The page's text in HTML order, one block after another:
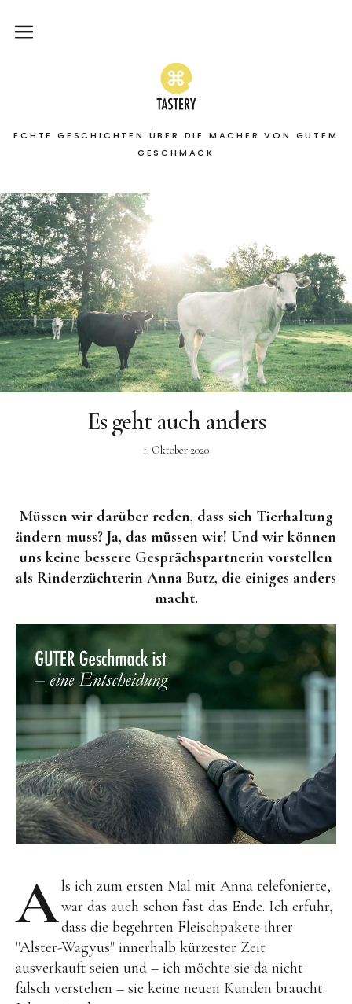
ECHTE GESCHICHTEN ÜBER DIE MACHER VON GUTEM
GESCHMACK
Home
Stories
On the road
Featured
About
Services | Leistungen
Es geht auch anders
1. Oktober 2020
Müssen wir darüber reden, dass sich Tierhaltung
ändern muss? Ja, das müssen wir! Und wir können
uns keine bessere Gesprächspartnerin vorstellen
als Rinderzüchterin Anna Butz, die einiges anders
macht.
Als ich zum ersten Mal mit Anna telefonierte,
war das auch schon fast das Ende. Ich erfuhr,
dass die begehrten Fleischpakete ihrer
"Alster-Wagyus" innerhalb kürzester Zeit
ausverkauft seien und – ich möchte sie da nicht
falsch verstehen – sie keine neuen Kunden braucht.